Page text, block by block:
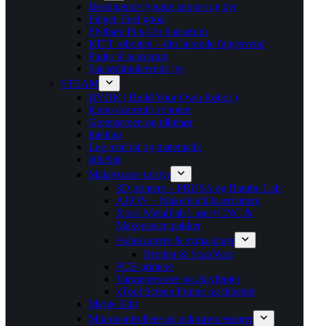
Beroligende tyngde tæpper og dyr
Fidget, Feel good
Flytbare Pop-Up Sanserum
KITT robotten – din lærende følgesvend
Puder til sanserum
Sansestimulerende lys
STEAM
BYOR ( Build Your Own Robot )
Kubo skærmfri robotter
Greenscreen og tilbehør
Intelino
Leg med tal og matematik
littlebits
Makerspace udstyr
3D printere – PRUSA og Bambu Lab
AEON + Makeblock lasercuttere
Xtool MetalFab Laser+CNC &
Makerspace pakker
Folieskærere & symaskiner
Brother & ScanNcut
PCB printere
Varmepressere og akrylbøjer
xTool Screen Printer og tilbehør
Merge Edu
Mikrocontrollere og mikroprocessorer